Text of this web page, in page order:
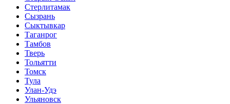
Стерлитамак
Сызрань
Сыктывкар
Таганрог
Тамбов
Тверь
Тольятти
Томск
Тула
Улан-Удэ
Ульяновск